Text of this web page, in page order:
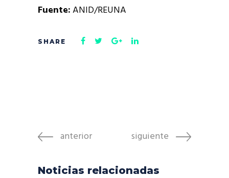
Fuente:ANID/REUNA
anterior siguiente
Noticias relacionadas